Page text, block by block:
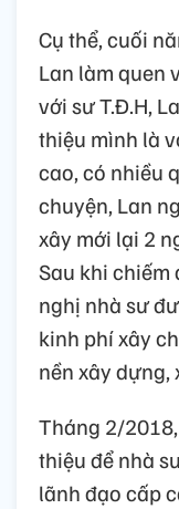
Cụ thể, cuối
Lan làm quen
với sư T.Đ.H,
thiệu mình là
cao, có nhiều
chuyện, Lan
xây mới lại 2
Sau khi chiếm
nghị nhà sư
kinh phí xây
nền xây
Tháng 2/
thiệu để nhà
lãnh đạo cấp